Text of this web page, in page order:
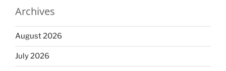
Archives
August 2026
July 2026